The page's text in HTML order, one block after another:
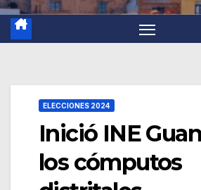
ELECCIONES 2024
Inició INE
los cómputos